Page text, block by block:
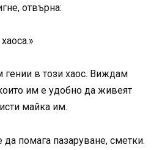
отвърна:
в този хаос. Виждам
им е удобно да живеят
майка им.
помага пазаруване, сметки.